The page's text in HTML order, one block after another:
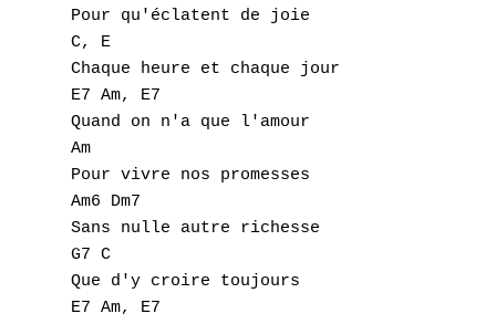
Pour qu'éclatent de joie
C, E
Chaque heure et chaque jour
E7 Am, E7
Quand on n'a que l'amour
Am
Pour vivre nos promesses
Am6 Dm7
Sans nulle autre richesse
G7 C
Que d'y croire toujours
E7 Am, E7